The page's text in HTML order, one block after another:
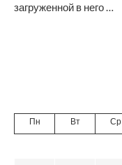
загруженной в него …
Пн Вт Ср